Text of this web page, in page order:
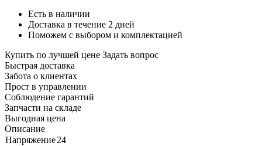
Есть в наличии
Доставка в течение 2 дней
Поможем с выбором и комплектацией
Купить по лучшей цене Задать вопрос
Быстрая доставка
Забота о клиентах
Прост в управлении
Соблюдение гарантий
Запчасти на складе
Выгодная цена
Описание
Напряжение24